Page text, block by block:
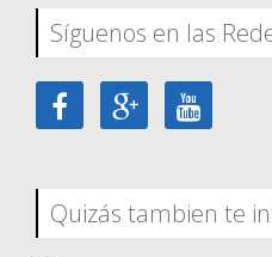
Síguenos en las
Quizás tambien te